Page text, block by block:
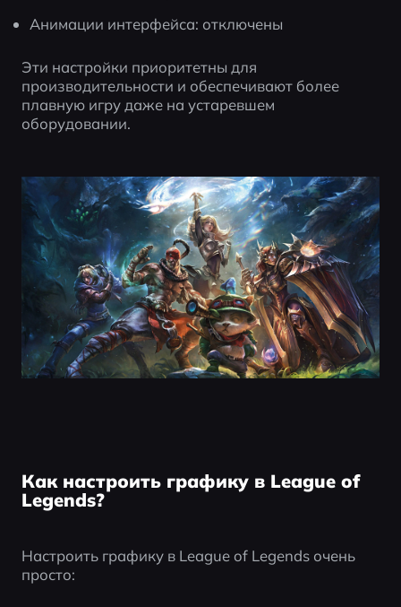
Анимации интерфейса: отключены
Эти настройки приоритетны для
производительности и обеспечивают более
плавную игру даже на устаревшем
оборудовании.
Как настроить графику в League of
Legends?
Настроить графику в League of Legends очень
просто: